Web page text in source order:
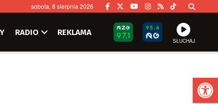
sobota, 8 sierpnia 2026
RADIO REKLAMA
SŁUCHAJ